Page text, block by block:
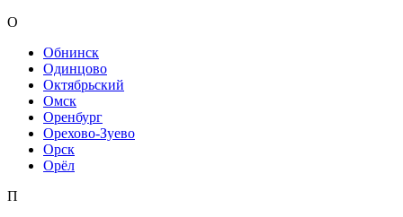
О
Обнинск
Одинцово
Октябрьский
Омск
Оренбург
Орехово-Зуево
Орск
Орёл
П